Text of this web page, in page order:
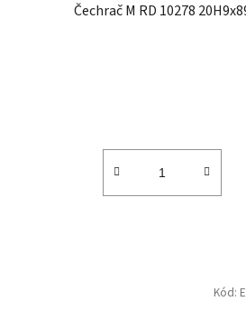
Čechrač M RD 10278
Kód: